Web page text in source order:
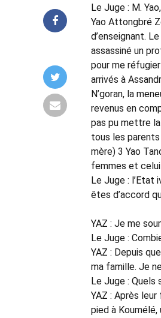
Le Juge : M.
Yao Attongbré
d’enseignant.
assassiné un
pour me
arrivés à
N’goran, la
revenus en
pas pu mettre
tous les parents
mère) 3 Yao
femmes et
Le Juge : l’Etat
êtes d’accord
YAZ : Je me
Le Juge :
YAZ : Depuis
ma famille. Je
Le Juge :
YAZ : Après
pied à Koumélé,